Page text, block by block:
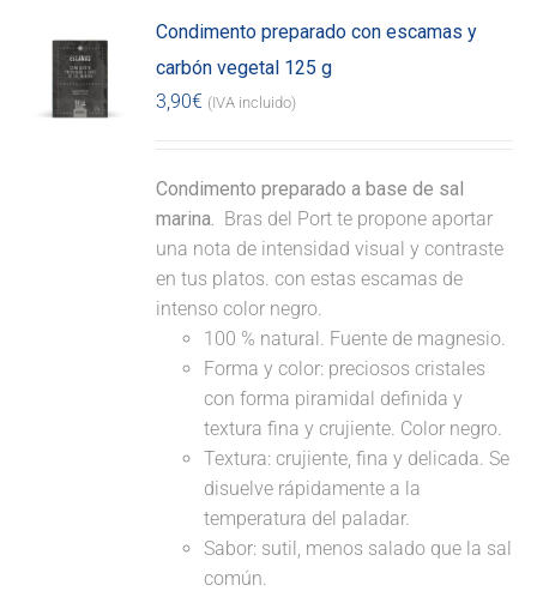
Condimento preparado con escamas y
carbón vegetal 125 g
3,90€ (IVA incluido)
Condimento preparado a base de sal
marina. Bras del Port te propone aportar
una nota de intensidad visual y contraste
en tus platos. con estas escamas de
intenso color negro.
100 % natural. Fuente de magnesio.
Forma y color: preciosos cristales
con forma piramidal definida y
textura fina y crujiente. Color negro.
Textura: crujiente, fina y delicada. Se
disuelve rápidamente a la
temperatura del paladar.
Sabor: sutil, menos salado que la sal
común.